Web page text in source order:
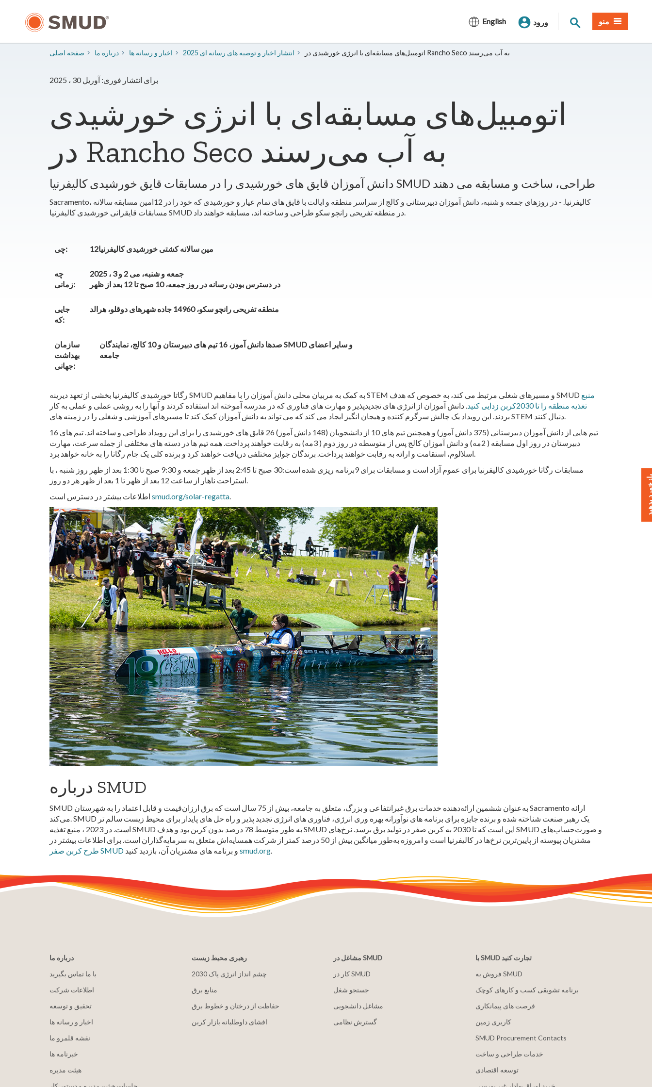
English ورود جستجوی سایت
منو
صفحه اصلی درباره ما ​اخبار و رسانه ها 2025 انتشار اخبار و توصیه های رسانه ای اتومبیل‌های مسابقه‌ای با انرژی خورشیدی در Rancho Seco به آب می‌رسند
برای انتشار فوری: آوریل 30 ، 2025
اتومبیل‌های مسابقه‌ای با انرژی خورشیدی
در Rancho Seco به آب می‌رسند
دانش آموزان قایق های خورشیدی را در مسابقات قایق خورشیدی کالیفرنیا SMUD طراحی، ساخت و مسابقه می دهند
Sacramento، کالیفرنیا. - در روزهای جمعه و شنبه، دانش آموزان دبیرستانی و کالج از سراسر منطقه و ایالت با قایق های تمام عیار و خورشیدی که خود را در 12امین مسابقه سالانه
مسابقات قایقرانی خورشیدی کالیفرنیا SMUD در منطقه تفریحی رانچو سکو طراحی و ساخته اند، مسابقه خواهند داد.
چی: 12مین سالانه کشتی خورشیدی کالیفرنیا
چه
زمانی:
جمعه و شنبه، می 2 و 3 ، 2025
در دسترس بودن رسانه در روز جمعه، 10 صبح تا 12 بعد از ظهر
جایی
که:
منطقه تفریحی رانچو سکو، 14960 جاده شهرهای دوقلو، هرالد
سازمان
بهداشت
جهانی:
صدها دانش آموز، 16 تیم های دبیرستان و 10 کالج، نمایندگان SMUD و سایر اعضای
جامعه
رگاتا خورشیدی کالیفرنیا بخشی از تعهد دیرینه SMUD به کمک به مربیان محلی دانش آموزان را با مفاهیم STEM و مسیرهای شغلی مرتبط می کند، به خصوص که هدف SMUD منبع
تغذیه منطقه را تا 2030کربن زدایی کنید
. دانش آموزان از انرژی های تجدیدپذیر و مهارت های فناوری که در مدرسه آموخته اند استفاده کردند و آنها را به روشی عملی و عملی به کار
بردند. این رویداد یک چالش سرگرم کننده و هیجان انگیز ایجاد می کند که می تواند به دانش آموزان کمک کند تا مسیرهای آموزشی و شغلی را در زمینه های STEM دنبال کنند.
16 تیم هایی از دانش آموزان دبیرستانی (375 دانش آموز) و همچنین تیم های 10 از دانشجویان (148 دانش آموز) 26 قایق های خورشیدی را برای این رویداد طراحی و ساخته اند. تیم های
دبیرستان در روز اول مسابقه ( 2مه) و دانش آموزان کالج پس از متوسطه در روز دوم ( 3مه) به رقابت خواهند پرداخت. همه تیم ها در دسته های مختلفی از جمله سرعت، مهارت
اسلالوم، استقامت و ارائه به رقابت خواهند پرداخت. برندگان جوایز مختلفی دریافت خواهند کرد و برنده کلی یک جام رگاتا را به خانه خواهد برد.
مسابقات رگاتا خورشیدی کالیفرنیا برای عموم آزاد است و مسابقات برای 9برنامه ریزی شده است:30 صبح تا 2:45 بعد از ظهر جمعه و 9:30 صبح تا 1:30 بعد از ظهر روز شنبه ، با
استراحت ناهار از ساعت 12 بعد از ظهر تا 1 بعد از ظهر هر دو روز.
smud.org/solar-regatta.
درباره SMUD
SMUD به‌عنوان ششمین ارائه‌دهنده خدمات برق غیرانتفاعی و بزرگ، متعلق به جامعه، بیش از 75 سال است که برق ارزان‌قیمت و قابل اعتماد را به شهرستان Sacramento ارائه
می‌کند. SMUD یک رهبر صنعت شناخته شده و برنده جایزه برای برنامه های نوآورانه بهره وری انرژی، فناوری های انرژی تجدید پذیر و راه حل های پایدار برای محیط زیست سالم تر
است. در 2023 ، منبع تغذیه SMUD به طور متوسط 78 درصد بدون کربن بود و هدف SMUD این است که تا 2030 به کربن صفر در تولید برق برسد. نرخ‌های SMUD و صورت‌حساب‌های
مشتریان پیوسته از پایین‌ترین نرخ‌ها در کالیفرنیا است و امروزه به‌طور میانگین بیش از 50 درصد کمتر از شرکت همسایه‌اش متعلق به سرمایه‌گذاران است. برای اطلاعات بیشتر در
طرح کربن صفر SMUD
smud.org.
درباره ما
با ما تماس بگیرید
اطلاعات شرکت
تحقیق و توسعه
اخبار و رسانه ها
نقشه قلمرو ما
خبرنامه ها
هيئت مدیره
رهبری محیط زیست
2030 چشم انداز انرژی پاک
منابع برق
حفاظت از درختان و خطوط برق
افشای داوطلبانه بازار کربن
مشاغل در SMUD
کار در SMUD
جستجو شغل
مشاغل دانشجویی
گسترش نظامی
با SMUD تجارت کنید
فروش به SMUD
برنامه تشویقی کسب و کارهای کوچک
فرصت های پیمانکاری
کاربری زمین
SMUD Procurement Contacts
خدمات طراحی و ساخت
توسعه اقتصادی